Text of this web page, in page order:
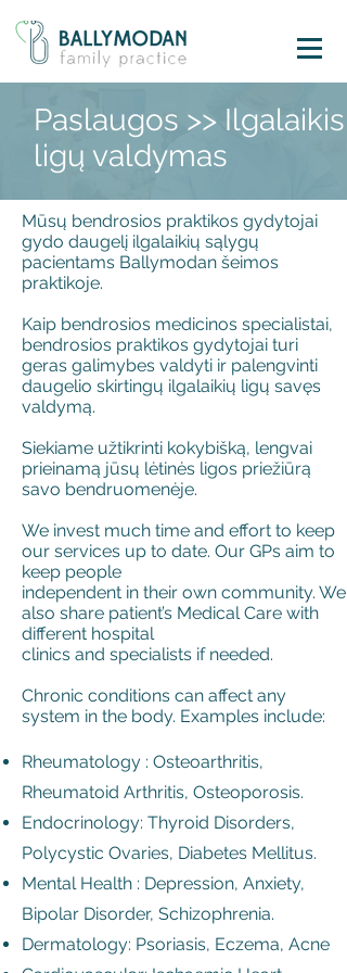
Paslaugos >> Ilgalaikis
ligų valdymas
Mūsų bendrosios praktikos gydytojai
gydo daugelį ilgalaikių sąlygų
pacientams Ballymodan šeimos
praktikoje.
Kaip bendrosios medicinos specialistai,
bendrosios praktikos gydytojai turi
geras galimybes valdyti ir palengvinti
daugelio skirtingų ilgalaikių ligų savęs
valdymą.
Siekiame užtikrinti kokybišką, lengvai
prieinamą jūsų lėtinės ligos priežiūrą
savo bendruomenėje.
We invest much time and effort to keep
our services up to date. Our GPs aim to
keep people
independent in their own community. We
also share patient’s Medical Care with
different hospital
clinics and specialists if needed.
Chronic conditions can affect any
system in the body. Examples include:​
Rheumatology : Osteoarthritis,
Rheumatoid Arthritis, Osteoporosis.
Endocrinology: Thyroid Disorders,
Polycystic Ovaries, Diabetes Mellitus.
Mental Health : Depression, Anxiety,
Bipolar Disorder, Schizophrenia.
Dermatology: Psoriasis, Eczema, Acne